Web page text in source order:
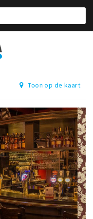
Toon op de kaart